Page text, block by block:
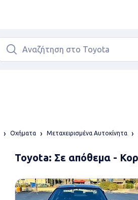
Οχήματα Μεταχειρισμένα Αυτοκίνητα
Toyota: Σε απόθεμα -